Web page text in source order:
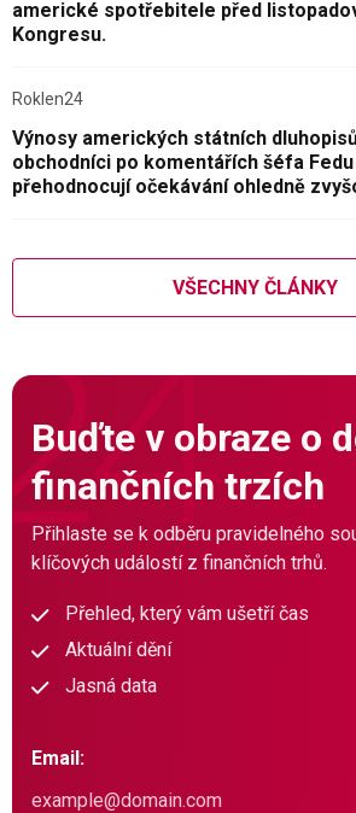
americké spotřebitele před
Kongresu.
Roklen24
Výnosy amerických státních
obchodníci po komentářích šéfa
přehodnocují očekávání ohledně
VŠECHNY ČLÁNKY
Buďte v obraze o
finančních trzích
Přihlaste se k odběru pravidelného
klíčových událostí z finančních trhů.
Přehled, který vám ušetří čas
Aktuální dění
Jasná data
Email: